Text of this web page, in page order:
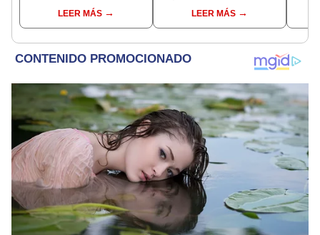
Kanashiro trabajaba: “Él
tiene sus…”
LEER MÁS
acusarla de tener
relación con él: “Es
LEER MÁS